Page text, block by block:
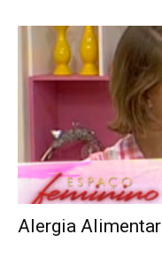
Alergia Alimentar